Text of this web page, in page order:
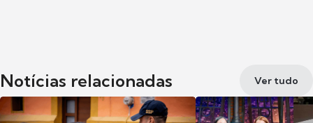
Notícias relacionadas Ver tudo